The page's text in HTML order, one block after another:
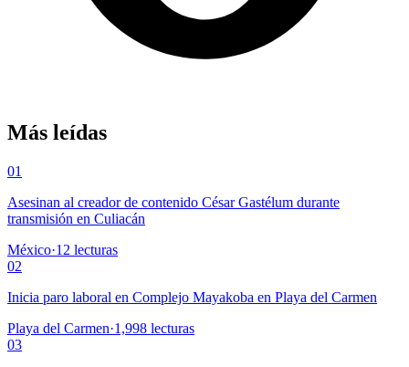
Más leídas
01
Asesinan al creador de contenido César Gastélum durante
transmisión en Culiacán
México·12 lecturas
02
Inicia paro laboral en Complejo Mayakoba en Playa del Carmen
Playa del Carmen·1,998 lecturas
03